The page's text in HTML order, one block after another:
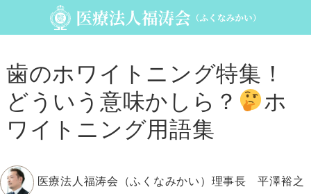
歯のホワイトニング特集！
どういう意味かしら？
ホ
ワイトニング用語集
投
医療法人福涛会（ふくなみかい）理事長 平澤裕之